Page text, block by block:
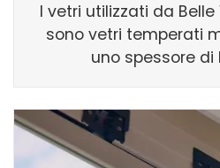
I vetri utilizzati da
sono vetri temperati
uno spessore di